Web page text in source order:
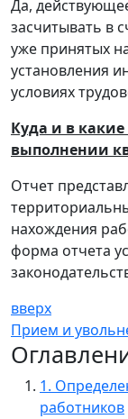
Да,
засчитывать в
уже принятых
установления
условиях
Куда и в
выполнении
Отчет
нахождения
форма отчета
вверх
Прием и
1.
работников